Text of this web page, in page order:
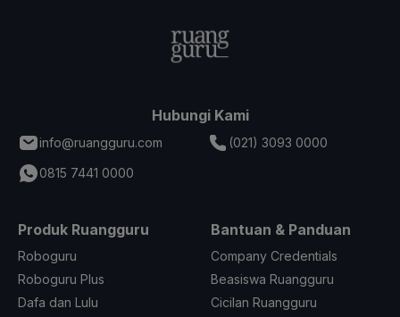
Hubungi Kami
info@ruangguru.com
(021) 3093 0000
0815 7441 0000
Produk Ruangguru
Roboguru
Roboguru Plus
Dafa dan Lulu
Bantuan & Panduan
Company Credentials
Beasiswa Ruangguru
Cicilan Ruangguru